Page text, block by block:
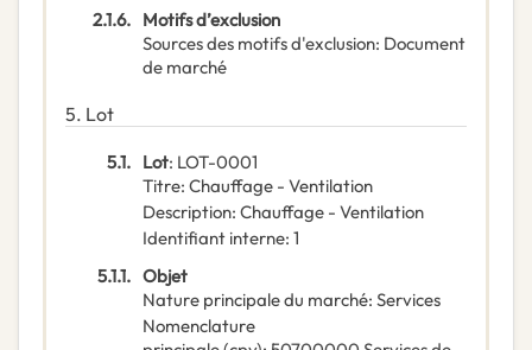
2.1.6. Motifs d’exclusion
Sources des motifs d'exclusion: Document
de marché
5. Lot
5.1. Lot: LOT-0001
Titre: Chauffage - Ventilation
Description: Chauffage - Ventilation
Identifiant interne: 1
5.1.1. Objet
Nature principale du marché: Services
Nomenclature